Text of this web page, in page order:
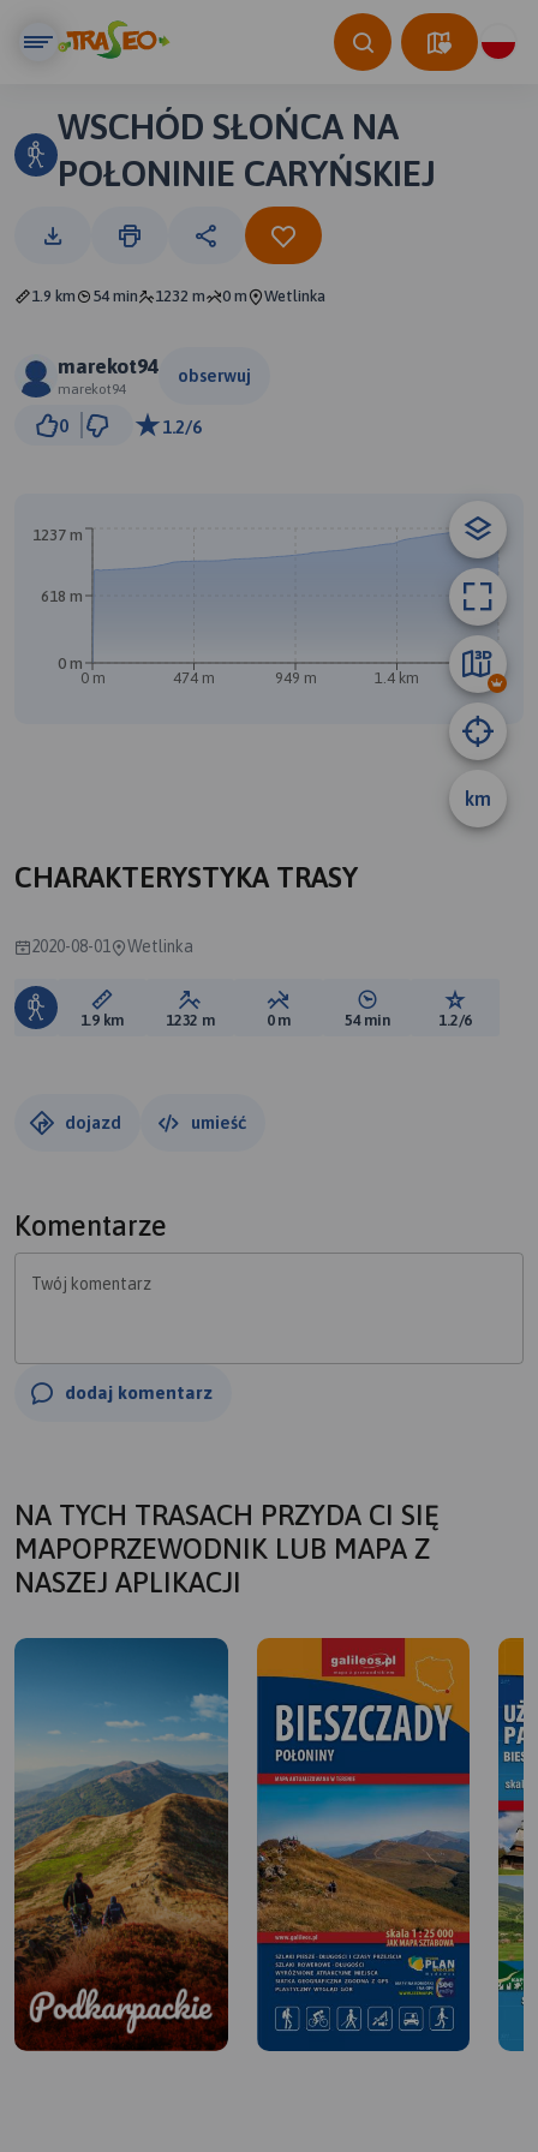
WSCHÓD SŁOŃCA NA
POŁONINIE CARYŃSKIEJ
1.9 km 54 min 1232 m 0 m Wetlinka
marekot94
marekot94
obserwuj
0 1.2/6
km
0 m 474 m 949 m 1.4 km 1.8 km
0 m
618 m
1237 m
CHARAKTERYSTYKA TRASY
2020-08-01 Wetlinka
Długość trasy:
1.9 km Suma przewyższeń:
1232 m Suma spadków:
0 m Średni czas potrzebny
54 min Ocena
1.2/6
dojazd umieść
Komentarze
Twój komentarz
dodaj komentarz
NA TYCH TRASACH PRZYDA CI SIĘ
MAPOPRZEWODNIK LUB MAPA Z
NASZEJ APLIKACJI